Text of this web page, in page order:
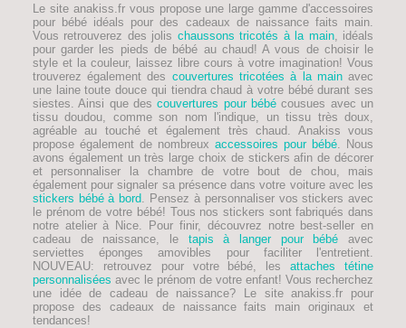
Le site anakiss.fr vous propose une large gamme d'accessoires
pour bébé idéals pour des cadeaux de naissance faits main
Vous retrouverez des jolis chaussons tricotés à la main, idéals
pour garder les pieds de bébé au chaud! A vous de choisir le
style et la couleur, laissez libre cours à votre imagination! Vous
trouverez également des couvertures tricotées à la mainavec
une laine toute douce qui tiendra chaud à votre bébé durant ses
siestes. Ainsi que descouvertures pour bébé cousues avec un
tissu doudou, comme son nom l'indique, un tissu très doux,
agréable au touché et également très chaud. Anakiss vous
propose également de nombreuxaccessoires pour bébé . Nous
avons également un très large choix de stickers afin de décorer
et personnaliser la chambre de votre bout de chou, mais
également pour signaler sa présence dans votre voiture avec les
stickers bébé à bord . Pensez à personnaliser vos stickers avec
le prénom de votre bébé! Tous nos stickers sont fabriqués dans
notre atelier à Nice. Pour finir, découvrez notre best-seller en
cadeau de naissance, le tapis à langer pour bébé avec
serviettes éponges amovibles pour faciliter l'entretient.
NOUVEAU: retrouvez pour votre bébé, lesattaches tétine
personnalisées avec le prénom de votre enfant! Vous recherchez
une idée de cadeau de naissance? Le site anakiss.fr pour
propose des cadeaux de naissance faits main originaux et
tendances!